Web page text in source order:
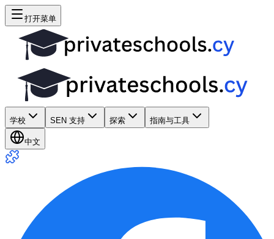
打开菜单
学校 SEN 支持 探索 指南与工具
中文